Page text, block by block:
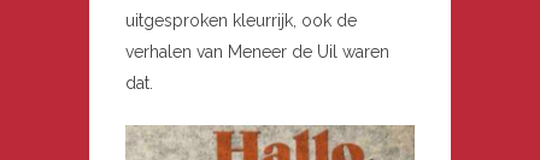
uitgesproken kleurrijk, ook de
verhalen van Meneer de Uil waren
dat.